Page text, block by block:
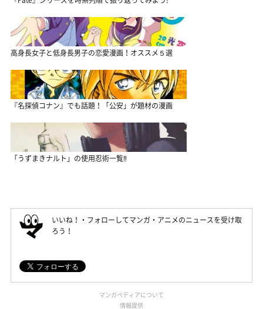
高身長女子と低身長男子の恋愛漫画！オススメ５選
『名探偵コナン』でも話題！「公安」が題材の漫画
「うずまきナルト」の使用忍術一覧‼
いいね！・フォローしてマンガ・アニメのニュースを受け取
ろう！
マンガペディアについて
情報提供